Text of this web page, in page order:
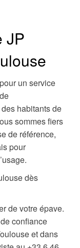
JP
un service
habitants de
sommes fiers
de référence,
pour
dès
de votre épave.
confiance
et dans